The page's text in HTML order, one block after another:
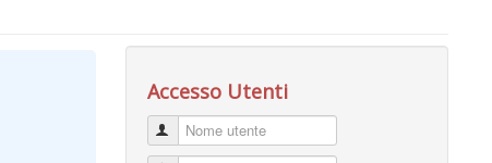
Accesso Utenti
Nome utente